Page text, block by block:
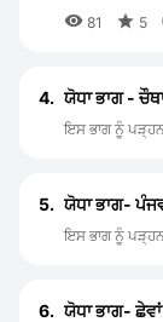
 81  5
4. ਯੋਧਾ ਭਾਗ -
ਇਸ ਭਾਗ ਨੂੰ
5. ਯੋਧਾ ਭਾਗ-
ਇਸ ਭਾਗ ਨੂੰ
6. ਯੋਧਾ ਭਾਗ- ਛੇਵਾਂ